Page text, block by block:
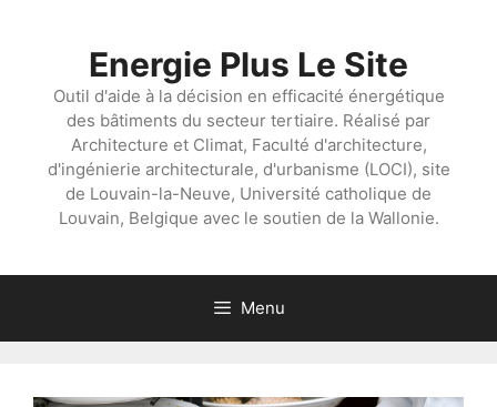
Energie Plus Le Site
Outil d'aide à la décision en efficacité énergétique
des bâtiments du secteur tertiaire. Réalisé par
Architecture et Climat, Faculté d'architecture,
d'ingénierie architecturale, d'urbanisme (LOCI), site
de Louvain-la-Neuve, Université catholique de
Louvain, Belgique avec le soutien de la Wallonie.
Menu